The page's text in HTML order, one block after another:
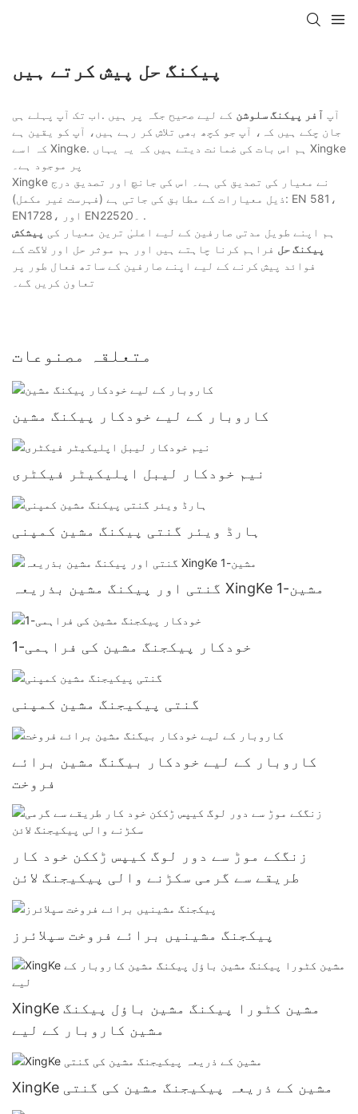
پیکنگ حل پیش کرتے ہیں
آپ آفر پیکنگ سلوشن کے لیے صحیح جگہ پر ہیں .اب تک آپ پہلے ہی
جان چکے ہیں کہ، آپ جو کچھ بھی تلاش کر رہے ہیں، آپ کو یقین ہے
کہ اسے Xingke. ہم اس بات کی ضمانت دیتے ہیں کہ یہ یہاں Xingke
پر موجود ہے۔
Xingke نے معیار کی تصدیق کی ہے۔ اس کی جانچ اور تصدیق درج
ذیل معیارات کے مطابق کی جاتی ہے (فہرست غیر مکمل): EN 581،
EN1728، اور EN22520۔ .
ہم اپنے طویل مدتی صارفین کے لیے اعلیٰ ترین معیار کی پیشکش
پیکنگ حل فراہم کرنا چاہتے ہیں اور ہم موثر حل اور لاگت کے
فوائد پیش کرنے کے لیے اپنے صارفین کے ساتھ فعال طور پر
تعاون کریں گے۔
متعلقہ مصنوعات
کاروبار کے لیے خودکار پیکنگ مشین
نیم خودکار لیبل اپلیکیٹر فیکٹری
ہارڈ ویئر گنتی پیکنگ مشین کمپنی
گنتی اور پیکنگ مشین بذریعہ XingKe مشین-1
خودکار پیکجنگ مشین کی فراہمی-1
گنتی پیکیجنگ مشین کمپنی
کاروبار کے لیے خودکار بیگنگ مشین برائے
فروخت
زنگکے موڑ سے دور لوگ کیپس ڑککن خود کار
طریقے سے گرمی سکڑنے والی پیکیجنگ لائن
پیکجنگ مشینیں برائے فروخت سپلائرز
XingKe مشین کٹورا پیکنگ مشین باؤل پیکنگ
مشین کاروبار کے لیے
XingKe مشین کے ذریعہ پیکیجنگ مشین کی گنتی